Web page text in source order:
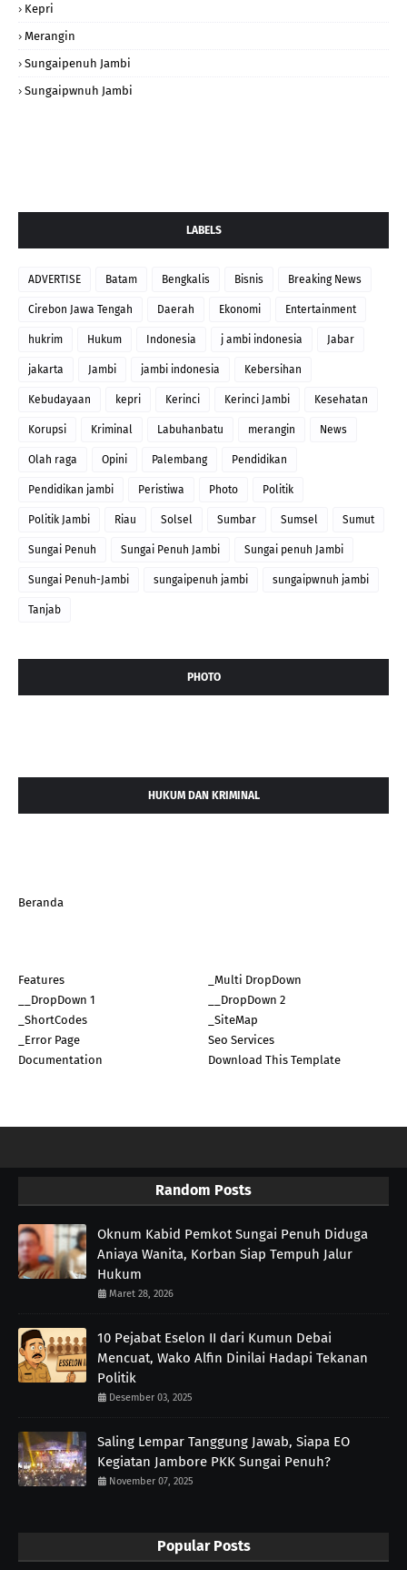
Kepri
Merangin
Sungaipenuh Jambi
Sungaipwnuh Jambi
LABELS
ADVERTISE Batam Bengkalis Bisnis Breaking News
Cirebon Jawa Tengah Daerah Ekonomi Entertainment
hukrim Hukum Indonesia j ambi indonesia Jabar
jakarta Jambi jambi indonesia Kebersihan
Kebudayaan kepri Kerinci Kerinci Jambi Kesehatan
Korupsi Kriminal Labuhanbatu merangin News
Olah raga Opini Palembang Pendidikan
Pendidikan jambi Peristiwa Photo Politik
Politik Jambi Riau Solsel Sumbar Sumsel Sumut
Sungai Penuh Sungai Penuh Jambi Sungai penuh Jambi
Sungai Penuh-Jambi sungaipenuh jambi sungaipwnuh jambi
Tanjab
PHOTO
HUKUM DAN KRIMINAL
Beranda
Features
_Multi DropDown
__DropDown 1
__DropDown 2
_ShortCodes
_SiteMap
_Error Page
Seo Services
Documentation
Download This Template
Random Posts
Oknum Kabid Pemkot Sungai Penuh Diduga
Aniaya Wanita, Korban Siap Tempuh Jalur
Hukum
Maret 28, 2026
10 Pejabat Eselon II dari Kumun Debai
Mencuat, Wako Alfin Dinilai Hadapi Tekanan
Politik
Desember 03, 2025
Saling Lempar Tanggung Jawab, Siapa EO
Kegiatan Jambore PKK Sungai Penuh?
November 07, 2025
Popular Posts